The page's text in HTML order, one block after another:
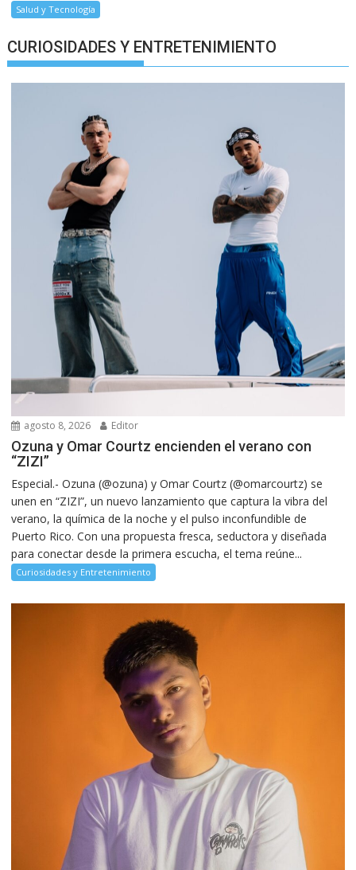
Salud y Tecnología
CURIOSIDADES Y ENTRETENIMIENTO
agosto 8, 2026 Editor
Ozuna y Omar Courtz encienden el verano con
“ZIZI”
Especial.- Ozuna (@ozuna) y Omar Courtz (@omarcourtz) se
unen en “ZIZI”, un nuevo lanzamiento que captura la vibra del
verano, la química de la noche y el pulso inconfundible de
Puerto Rico. Con una propuesta fresca, seductora y diseñada
para conectar desde la primera escucha, el tema reúne...
Curiosidades y Entretenimiento